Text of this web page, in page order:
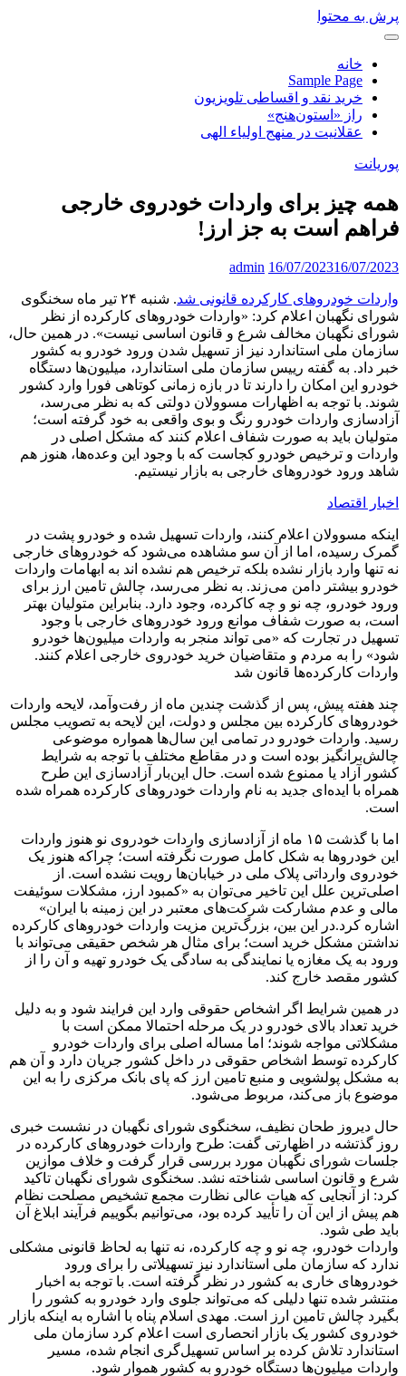
پرش به محتوا
خانه
Sample Page
خرید نقد و اقساطی تلویزیون
راز «استون‌هنج»
عقلانیت در منهج اولیاء الهی
پوریانت
همه چیز برای واردات خودروی خارجی
فراهم است به جز ارز!
16/07/202316/07/2023
admin
واردات خودروهای کارکرده قانونی شد
. شنبه ۲۴ تیر ماه سخنگوی
شورای نگهبان اعلام کرد: «واردات خودروهای کارکرده از نظر
شورای نگهبان مخالف شرع و قانون اساسی نیست». در همین حال،
سازمان ملی استاندارد نیز از تسهیل شدن ورود خودرو به کشور
خبر داد. به گفته رییس سازمان ملی استاندارد، میلیون‌ها دستگاه
خودرو این امکان را دارند تا در بازه زمانی کوتاهی فورا وارد کشور
شوند. با توجه به اظهارات مسوولان دولتی که به نظر می‌رسد،
آزادسازی واردات خودرو رنگ و بوی واقعی به خود گرفته است؛
متولیان باید به صورت شفاف اعلام کنند که مشکل اصلی در
واردات و ترخیص خودرو کجاست که با وجود این وعده‌ها، هنوز هم
شاهد ورود خودروهای خارجی به بازار نیستیم.
اخبار اقتصاد
اینکه مسوولان اعلام ‌کنند، واردات تسهیل شده و خودرو پشت در
گمرک رسیده، اما از آن سو مشاهده می‌شود که خودروهای خارجی
نه تنها وارد بازار نشده بلکه ترخیص هم نشده اند به ابهامات واردات
خودرو بیشتر دامن می‌زند. به نظر می‌رسد، چالش تامین ارز برای
ورود خودرو، چه نو و چه کاکرده، وجود دارد. بنابراین متولیان بهتر
است، به صورت شفاف موانع ورود خودروهای خارجی با وجود
تسهیل در تجارت که «می تواند منجر به واردات میلیون‌ها خودرو
شود» را به مردم و متقاضیان خرید خودروی خارجی اعلام کنند.
واردات کارکرده‌ها قانون شد
چند هفته پیش، پس از گذشت چندین ماه از رفت‌وآمد، لایحه واردات
خودروهای کارکرده بین مجلس و دولت، این لایحه به تصویب مجلس
رسید. واردات خودرو در تمامی این سال‌ها همواره موضوعی
چالش‌برانگیز بوده است و در مقاطع مختلف با توجه به شرایط
کشور آزاد یا ممنوع شده است. حال این‌بار آزادسازی این طرح
همراه با ایده‌ای جدید به نام واردات خودروهای کارکرده همراه شده
است.
اما با گذشت ۱۵ ماه از آزادسازی واردات خودروی نو هنوز واردات
این خودروها به شکل کامل صورت نگرفته است؛ چراکه هنوز یک
خودروی وارداتی پلاک ملی در خیابان‌ها رویت نشده است. از
اصلی‌ترین علل این تاخیر می‌توان به «کمبود ارز، مشکلات سوئیفت
مالی و عدم مشارکت شرکت‌های معتبر در این زمینه با ایران»
اشاره کرد.در این بین، بزرگ‌ترین مزیت واردات خودروهای کارکرده
نداشتن مشکل خرید است؛ برای مثال هر شخص حقیقی می‌تواند با
ورود به یک مغازه یا نمایندگی به سادگی یک خودرو تهیه و آن را از
کشور مقصد خارج کند.
در همین شرایط اگر اشخاص حقوقی وارد این فرایند شود و به دلیل
خرید تعداد بالای خودرو در یک مرحله احتمالا ممکن است با
مشکلاتی مواجه شوند؛ اما مساله اصلی برای واردات خودرو
کارکرده توسط اشخاص حقوقی در داخل کشور جریان دارد و آن هم
به مشکل پولشویی و منبع تامین ارز که پای بانک مرکزی را به این
موضوع باز می‌کند، مربوط می‌شود.
حال دیروز طحان نظیف، سخنگوی شورای نگهبان در نشست خبری
روز گذتشه در اظهارتی گفت: طرح واردات خودروهای کارکرده در
جلسات شورای نگهبان مورد بررسی قرار گرفت و خلاف موازین
شرع و قانون اساسی شناخته نشد. سخنگوی شورای نگهبان تاکید
کرد: از آنجایی که هیات عالی نظارت‌ مجمع تشخیص مصلحت نظام
هم پیش از این آن را تأیید کرده‌ بود، می‌توانیم بگوییم فرآیند ابلاغ آن
باید طی شود.
واردات خودرو، چه نو و چه کارکرده، نه تنها به لحاظ قانونی مشکلی
ندارد که سازمان ملی استاندارد نیز تسهیلاتی را برای ورود
خودروهای خاری به کشور در نظر گرفته است. با توجه به اخبار
منتشر شده تنها دلیلی که می‌تواند جلوی وارد خودرو به کشور را
بگیرد چالش تامین ارز است. مهدی اسلام پناه با اشاره به اینکه بازار
خودروی کشور یک بازار انحصاری است اعلام کرد سازمان ملی
استاندارد تلاش کرده بر اساس تسهیل‌گری انجام شده، مسیر
واردات میلیون‌ها دستگاه خودرو به کشور هموار شود.